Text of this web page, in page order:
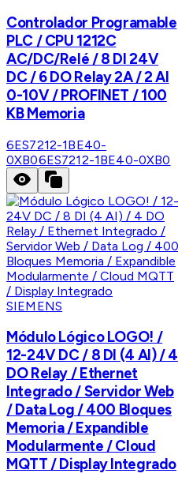
Controlador Programable
PLC / CPU 1212C
AC/DC/Relé / 8 DI 24V
DC / 6 DO Relay 2A / 2 AI
0-10V / PROFINET / 100
KB Memoria
6ES7212-1BE40-
0XB06ES7212-1BE40-0XB0
SIEMENS
Módulo Lógico LOGO! /
12-24V DC / 8 DI (4 AI) / 4
DO Relay / Ethernet
Integrado / Servidor Web
/ Data Log / 400 Bloques
Memoria / Expandible
Modularmente / Cloud
MQTT / Display Integrado